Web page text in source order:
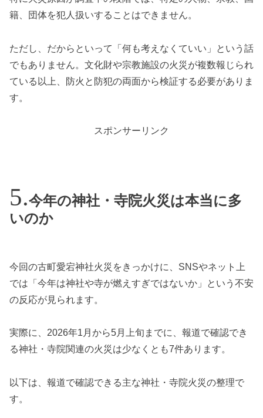
籍、団体を犯人扱いすることはできません。
ただし、だからといって「何も考えなくていい」という話
でもありません。文化財や宗教施設の火災が複数報じられ
ている以上、防火と防犯の両面から検証する必要がありま
す。
スポンサーリンク
今年の神社・寺院火災は本当に多
いのか
今回の古町愛宕神社火災をきっかけに、SNSやネット上
では「今年は神社や寺が燃えすぎではないか」という不安
の反応が見られます。
実際に、2026年1月から5月上旬までに、報道で確認でき
る神社・寺院関連の火災は少なくとも7件あります。
以下は、報道で確認できる主な神社・寺院火災の整理で
す。